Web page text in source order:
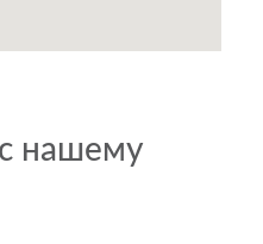
нашему